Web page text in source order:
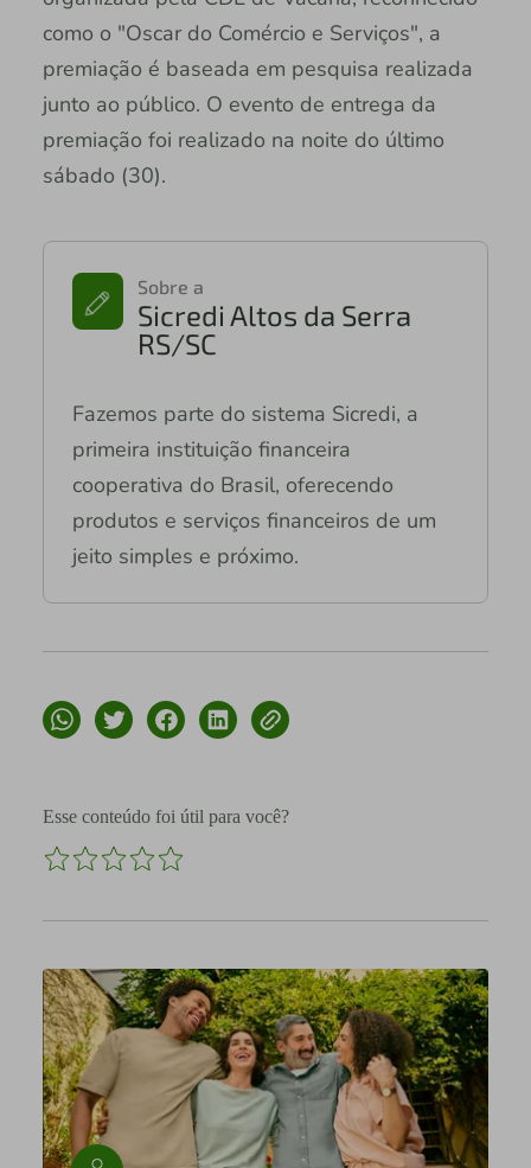
como o "Oscar do Comércio e Serviços", a
premiação é baseada em pesquisa realizada
junto ao público. O evento de entrega da
premiação foi realizado na noite do último
sábado (30).
Sobre a
Sicredi Altos da Serra
RS/SC
Fazemos parte do sistema Sicredi, a
primeira instituição financeira
cooperativa do Brasil, oferecendo
produtos e serviços financeiros de um
jeito simples e próximo.
Esse conteúdo foi útil para você?